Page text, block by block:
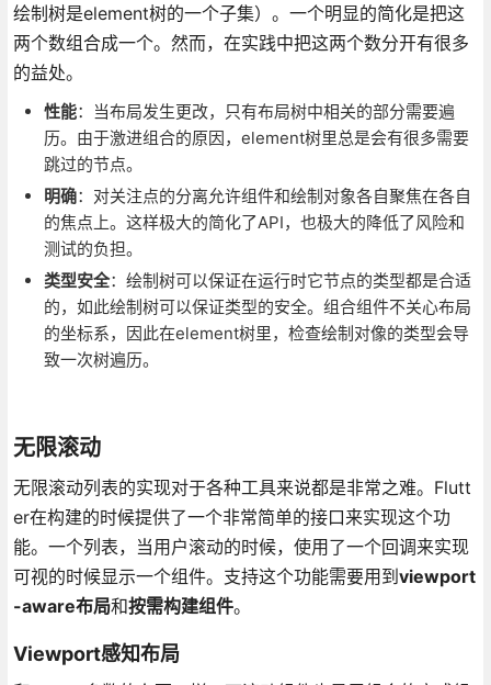
绘制树是element树的一个子集）。一个明显的简化是把这
两个数组合成一个。然而，在实践中把这两个数分开有很多
的益处。
性能：当布局发生更改，只有布局树中相关的部分需要遍
历。由于激进组合的原因，element树里总是会有很多需要
跳过的节点。
明确：对关注点的分离允许组件和绘制对象各自聚焦在各自
的焦点上。这样极大的简化了API，也极大的降低了风险和
测试的负担。
类型安全：绘制树可以保证在运行时它节点的类型都是合适
的，如此绘制树可以保证类型的安全。组合组件不关心布局
的坐标系，因此在element树里，检查绘制对像的类型会导
致一次树遍历。
无限滚动
无限滚动列表的实现对于各种工具来说都是非常之难。Flutt
er在构建的时候提供了一个非常简单的接口来实现这个功
能。一个列表，当用户滚动的时候，使用了一个回调来实现
可视的时候显示一个组件。支持这个功能需要用到viewport
-aware布局和按需构建组件。
Viewport感知布局